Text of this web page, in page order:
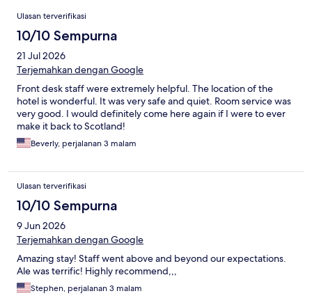
Ulasan
Ulasan terverifikasi
10/10 Sempurna
21 Jul 2026
Terjemahkan dengan Google
Front desk staff were extremely helpful. The location of the
hotel is wonderful. It was very safe and quiet. Room service was
very good. I would definitely come here again if I were to ever
make it back to Scotland!
Beverly, perjalanan 3 malam
Ulasan terverifikasi
10/10 Sempurna
9 Jun 2026
Terjemahkan dengan Google
Amazing stay! Staff went above and beyond our expectations.
Ale was terrific! Highly recommend,,,
Stephen, perjalanan 3 malam